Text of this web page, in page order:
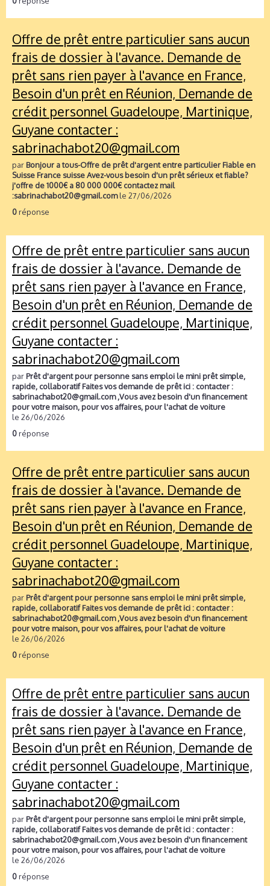
Offre de prêt entre particulier sans aucun
frais de dossier à l'avance. Demande de
prêt sans rien payer à l'avance en France,
Besoin d'un prêt en Réunion, Demande de
crédit personnel Guadeloupe, Martinique,
Guyane contacter :
sabrinachabot20@gmail.com
parBonjour a tous-Offre de prêt d'argent entre particulier Fiable en
Suisse France suisse Avez-vous besoin d'un prêt sérieux et fiable?
j'offre de 1000€ a 80 000 000€ contactez mail
:sabrinachabot20@gmail.comle 27/06/2026
0réponse
Offre de prêt entre particulier sans aucun
frais de dossier à l'avance. Demande de
prêt sans rien payer à l'avance en France,
Besoin d'un prêt en Réunion, Demande de
crédit personnel Guadeloupe, Martinique,
Guyane contacter :
sabrinachabot20@gmail.com
parPrêt d'argent pour personne sans emploi le mini prêt simple,
rapide, collaboratif Faites vos demande de prêt ici : contacter :
sabrinachabot20@gmail.com ,Vous avez besoin d'un financement
pour votre maison, pour vos affaires, pour l'achat de voiture
le 26/06/2026
0réponse
Offre de prêt entre particulier sans aucun
frais de dossier à l'avance. Demande de
prêt sans rien payer à l'avance en France,
Besoin d'un prêt en Réunion, Demande de
crédit personnel Guadeloupe, Martinique,
Guyane contacter :
sabrinachabot20@gmail.com
parPrêt d'argent pour personne sans emploi le mini prêt simple,
rapide, collaboratif Faites vos demande de prêt ici : contacter :
sabrinachabot20@gmail.com ,Vous avez besoin d'un financement
pour votre maison, pour vos affaires, pour l'achat de voiture
le 26/06/2026
0réponse
Offre de prêt entre particulier sans aucun
frais de dossier à l'avance. Demande de
prêt sans rien payer à l'avance en France,
Besoin d'un prêt en Réunion, Demande de
crédit personnel Guadeloupe, Martinique,
Guyane contacter :
sabrinachabot20@gmail.com
parPrêt d'argent pour personne sans emploi le mini prêt simple,
rapide, collaboratif Faites vos demande de prêt ici : contacter :
sabrinachabot20@gmail.com ,Vous avez besoin d'un financement
pour votre maison, pour vos affaires, pour l'achat de voiture
le 26/06/2026
0réponse